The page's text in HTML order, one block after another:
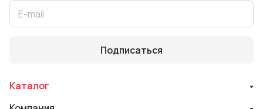
Подписаться
Каталог